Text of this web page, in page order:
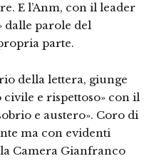
E l’Anm, con il leader
dalle parole del
parte.
della lettera, giunge
e rispettoso» con il
e austero». Coro di
ma con evidenti
Camera Gianfranco